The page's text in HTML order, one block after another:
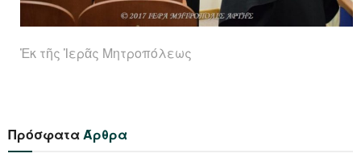
Ἐκ τῆς Ἱερᾶς Μητροπόλεως
ΠρόσφαταΆρθρα